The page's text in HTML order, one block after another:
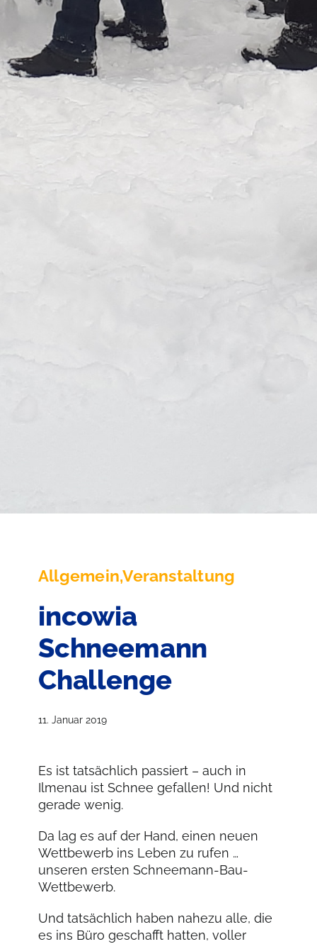
Allgemein,Veranstaltung
incowia
Schneemann
Challenge
11. Januar 2019
Es ist tatsächlich passiert – auch in
Ilmenau ist Schnee gefallen! Und nicht
gerade wenig.
Da lag es auf der Hand, einen neuen
Wettbewerb ins Leben zu rufen …
unseren ersten Schneemann-Bau-
Wettbewerb.
Und tatsächlich haben nahezu alle, die
es ins Büro geschafft hatten, voller